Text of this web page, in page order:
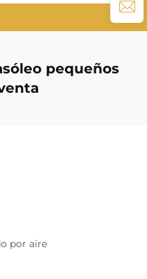
pequeños
por aire